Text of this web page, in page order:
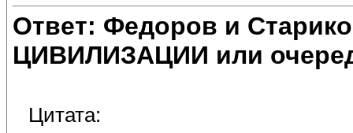
Ответ: Федоров и
ЦИВИЛИЗАЦИИ или
Цитата: